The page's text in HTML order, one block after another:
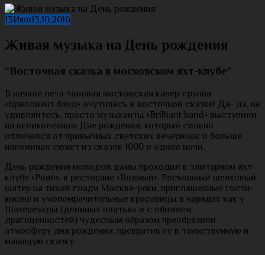
13Июл13.10.2016
Живая музыка на День рождения
“Восточная сказка в московском яхт-клубе”
В начале лета топовая московская кавер-группа
«Бриллиант бэнд» очутилась в восточной сказке! Да- да, не
удивляйтесь, просто музыканты «Brilliant band» выступили
на великолепном Дне рождения, который сильно
отличался от привычных светских вечеринок и больше
напоминал сюжет из сказок 1000 и одной ночи.
День рождения молодой дамы проходил в элитарном яхт-
клубе «Роял», в ресторане «Водный». Роскошный шелковый
шатер на тихой глади Москва-реки, приглашенные гости-
южане и умопомрачительные красавицы в нарядах как у
Шахерезады (длинных платьях и с обилием
драгоценностей) чудесным образом преобразили
атмосферу дня рождения, превратив ее в таинственную и
манящую сказку.